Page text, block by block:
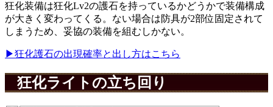
狂化装備は狂化Lv2の護石を持っているかどうかで装備構成
が大きく変わってくる。ない場合は防具が2部位固定されて
しまうため、妥協の装備を組むしかない。
▶︎狂化護石の出現確率と出し方はこちら
狂化ライトの立ち回り